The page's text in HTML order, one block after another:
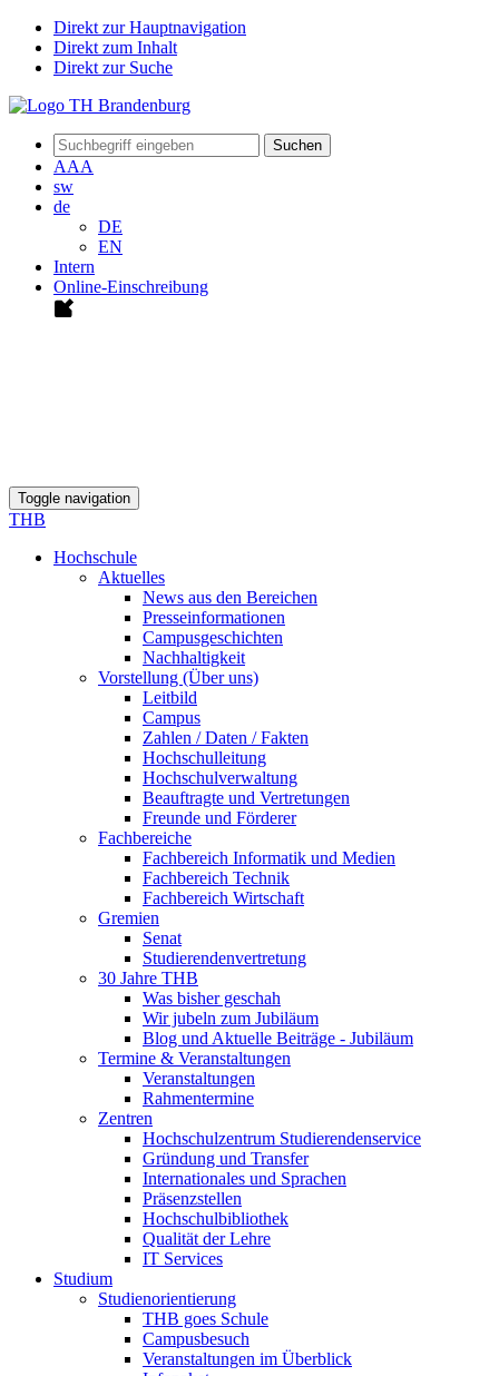
Direkt zur Hauptnavigation
Direkt zum Inhalt
Direkt zur Suche
Suchen
AAA
sw
de
DE
EN
Intern
Online-Einschreibung
Toggle navigation
THB
Hochschule
Aktuelles
News aus den Bereichen
Presseinformationen
Campusgeschichten
Nachhaltigkeit
Vorstellung (Über uns)
Leitbild
Campus
Zahlen / Daten / Fakten
Hochschulleitung
Hochschulverwaltung
Beauftragte und Vertretungen
Freunde und Förderer
Fachbereiche
Fachbereich Informatik und Medien
Fachbereich Technik
Fachbereich Wirtschaft
Gremien
Senat
Studierendenvertretung
30 Jahre THB
Was bisher geschah
Wir jubeln zum Jubiläum
Blog und Aktuelle Beiträge - Jubiläum
Termine & Veranstaltungen
Veranstaltungen
Rahmentermine
Zentren
Hochschulzentrum Studierendenservice
Gründung und Transfer
Internationales und Sprachen
Präsenzstellen
Hochschulbibliothek
Qualität der Lehre
IT Services
Studium
Studienorientierung
THB goes Schule
Campusbesuch
Veranstaltungen im Überblick